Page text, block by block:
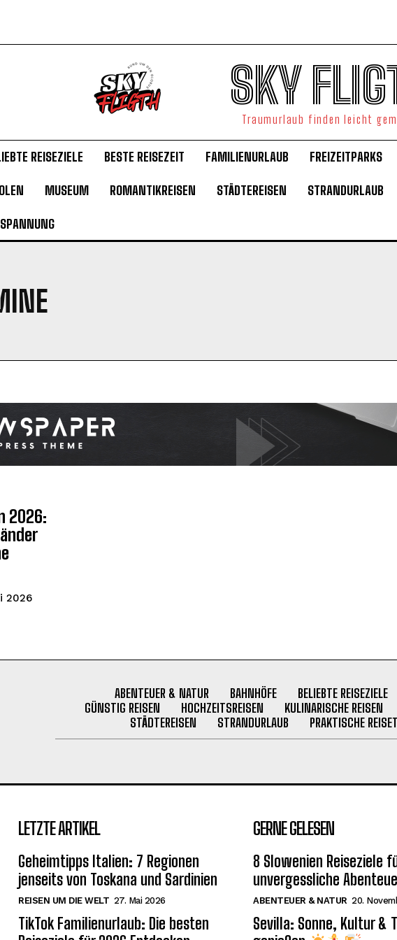
I WANT IN
Privacy Policy.
SKY
Traumurlaub finden leicht
REISEZIELE BESTE REISEZEIT FAMILIENURLAUB FREIZEITPARKS
MUSEUM ROMANTIKREISEN STÄDTEREISEN STRANDURLAUB
2026:
2026
ABENTEUER & NATUR BAHNHÖFE BELIEBTE REISEZIELE
GÜNSTIG REISEN
HOCHZEITSREISEN KULINARISCHE REISEN
STÄDTEREISEN
STRANDURLAUB PRAKTISCHE
LETZTE ARTIKEL
Geheimtipps Italien: 7 Regionen
jenseits von Toskana und Sardinien
REISEN UM DIE WELT 27. Mai 2026
TikTok Familienurlaub: Die besten
GERNE GELESEN
8 Slowenien Reiseziele
unvergessliche
ABENTEUER & NATUR 20.
Sevilla: Sonne, Kultur &